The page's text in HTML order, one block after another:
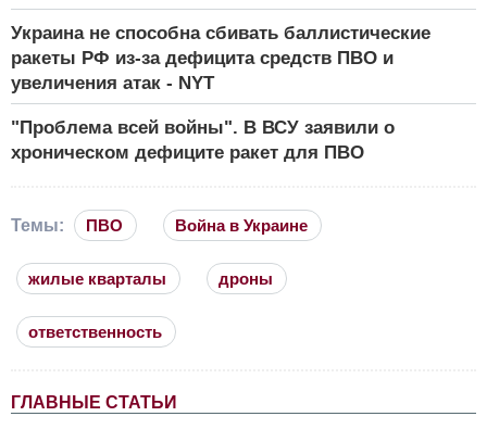
Украина не способна сбивать баллистические
ракеты РФ из-за дефицита средств ПВО и
увеличения атак - NYT
"Проблема всей войны". В ВСУ заявили о
хроническом дефиците ракет для ПВО
Темы: ПВО Война в Украине
жилые кварталы дроны
ответственность
ГЛАВНЫЕ СТАТЬИ